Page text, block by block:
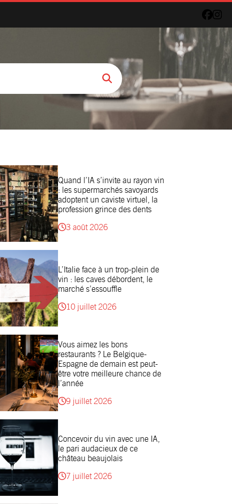
Quand l’IA s’invite au rayon vin
: les supermarchés savoyards
adoptent un caviste virtuel, la
profession grince des dents
3 août 2026
L’Italie face à un trop-plein de
vin : les caves débordent, le
marché s’essouffle
10 juillet 2026
Vous aimez les bons
restaurants ? Le Belgique-
Espagne de demain est peut-
être votre meilleure chance de
l’année
9 juillet 2026
Concevoir du vin avec une IA,
le pari audacieux de ce
château beaujolais
7 juillet 2026